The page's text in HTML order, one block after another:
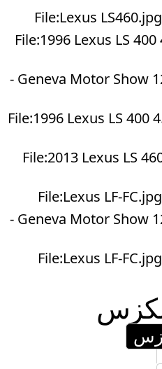
File:Lexus
File:1996 Lexus LS
ملف:2017-03-07 Geneva Motor Show 1217.JPG -
File:1996 Lexus LS 400
File:2013 Lexus LS
File:Lexus LF-
ملف:2017-03-07 Geneva Motor Show 1217.JPG -
File:Lexus LF-